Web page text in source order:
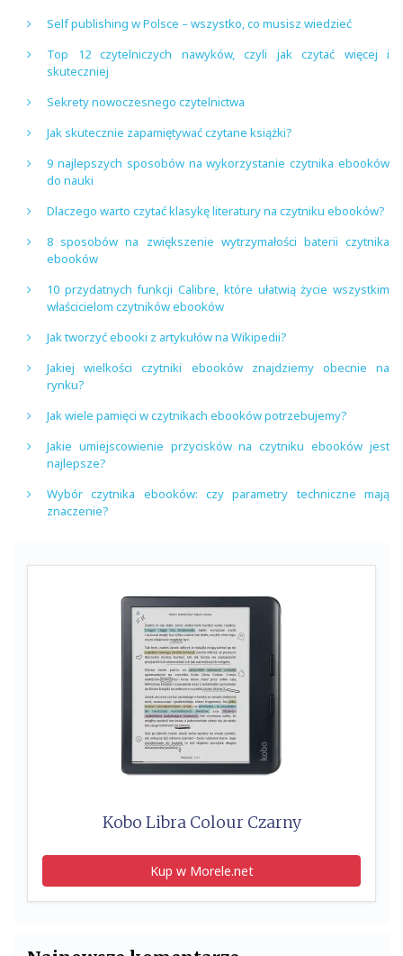
Self publishing w Polsce – wszystko, co musisz wiedzieć
Top 12 czytelniczych nawyków, czyli jak czytać więcej i
skuteczniej
Sekrety nowoczesnego czytelnictwa
Jak skutecznie zapamiętywać czytane książki?
9 najlepszych sposobów na wykorzystanie czytnika ebooków
do nauki
Dlaczego warto czytać klasykę literatury na czytniku ebooków?
8 sposobów na zwiększenie wytrzymałości baterii czytnika
ebooków
10 przydatnych funkcji Calibre, które ułatwią życie wszystkim
właścicielom czytników ebooków
Jak tworzyć ebooki z artykułów na Wikipedii?
Jakiej wielkości czytniki ebooków znajdziemy obecnie na
rynku?
Jak wiele pamięci w czytnikach ebooków potrzebujemy?
Jakie umiejscowienie przycisków na czytniku ebooków jest
najlepsze?
Wybór czytnika ebooków: czy parametry techniczne mają
znaczenie?
Kobo Libra Colour Czarny
Kup w Morele.net